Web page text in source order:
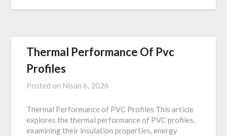
Thermal Performance Of Pvc
Profiles
Posted on Nisan 6, 2026
Thermal Performance of PVC Profiles This article
explores the thermal performance of PVC profiles,
examining their insulation properties, energy